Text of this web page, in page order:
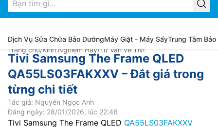
Dịch Vụ Sửa Chữa Bảo DưỡngMáy Giặt - Máy SấyTrung Tâm Bảo
Trang chủ/Kinh Nghiệm Hay/Tư Vấn về Tivi
Tivi Samsung The Frame QLED
QA55LS03FAKXXV – Đắt giá trong
từng chi tiết
Tác giả: Nguyễn Ngọc Anh
Đăng ngày: 28/01/2026, lúc 22:46
Tivi Samsung The Frame QLED QA55LS03FAKXXV